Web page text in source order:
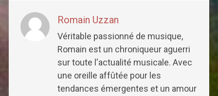
Romain Uzzan
Véritable passionné de musique,
Romain est un chroniqueur aguerri
sur toute l'actualité musicale. Avec
une oreille affûtée pour les
tendances émergentes et un amour